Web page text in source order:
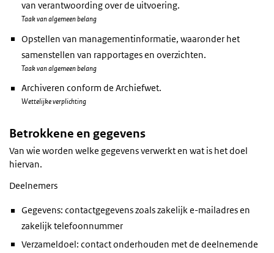
van verantwoording over de uitvoering.
Taak van algemeen belang
Opstellen van managementinformatie, waaronder het
samenstellen van rapportages en overzichten.
Taak van algemeen belang
Archiveren conform de Archiefwet.
Wettelijke verplichting
Betrokkene en gegevens
Van wie worden welke gegevens verwerkt en wat is het doel
hiervan.
Deelnemers
Gegevens: contactgegevens zoals zakelijk e-mailadres en
zakelijk telefoonnummer
Verzameldoel: contact onderhouden met de deelnemende